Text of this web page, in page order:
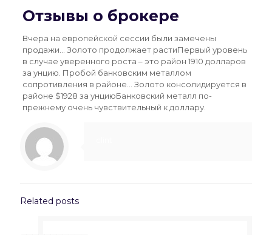
Отзывы о брокере
Вчера на европейской сессии были замечены
продажи… Золото продолжает растиПервый уровень
в случае уверенного роста – это район 1910 долларов
за унцию. Пробой банковским металлом
сопротивления в районе… Золото консолидируется в
районе $1928 за унциюБанковский металл по-
прежнему очень чувствительный к доллару.
Related posts